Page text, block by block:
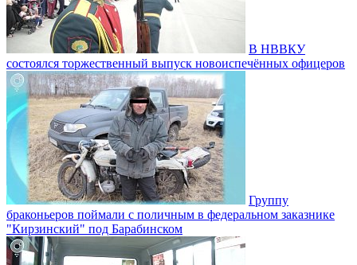
В НВВКУ
состоялся торжественный выпуск новоиспечённых офицеров
Группу
браконьеров поймали с поличным в федеральном заказнике
"Кирзинский" под Барабинском